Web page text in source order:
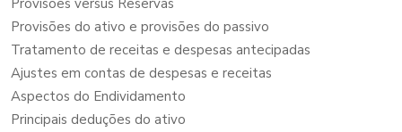
Provisões do ativo e provisões do passivo
Tratamento de receitas e despesas antecipadas
Ajustes em contas de despesas e receitas
Aspectos do Endividamento
Principais deduções do ativo